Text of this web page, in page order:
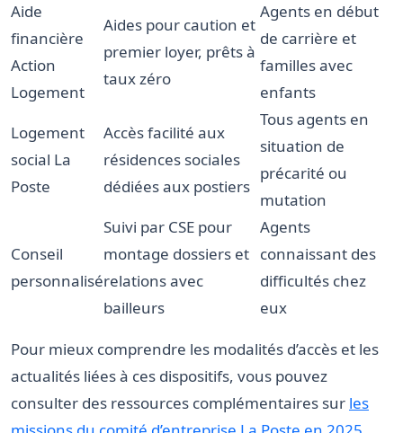
Aide
financière
Action
Logement
Aides pour caution et
premier loyer, prêts à
taux zéro
Agents en début
de carrière et
familles avec
enfants
Logement
social La
Poste
Accès facilité aux
résidences sociales
dédiées aux postiers
Tous agents en
situation de
précarité ou
mutation
Conseil
personnalisé
Suivi par CSE pour
montage dossiers et
relations avec
bailleurs
Agents
connaissant des
difficultés chez
eux
Pour mieux comprendre les modalités d’accès et les
actualités liées à ces dispositifs, vous pouvez
consulter des ressources complémentaires sur les